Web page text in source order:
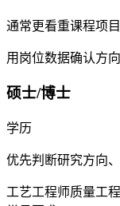
通常更看重课程项
用岗位数据确认方
硕士/博士
学历
优先判断研究方向
工艺工程师质量工